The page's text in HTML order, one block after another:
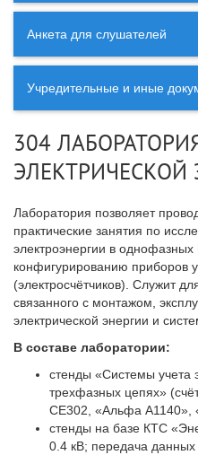
Анкета для слушателей
Учредительные и иные
304
ЭЛЕКТРИЧЕСКОЙ
Лаборатория позволяет
практические занятия по
электроэнергии в
конфигурированию приборов
(электросчётчиков). Служит
связанного с монтажом,
электрической энергии и
В составе лаборатории:
стенды «Системы учета
трехфазных цепях»
СЕ302, «Альфа А1140»,
стенды на базе КТС
0.4 кВ; передача